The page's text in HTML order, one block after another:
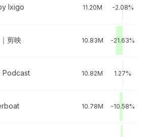
Ixigo 11.20M -2.08%
剪映 10.83M -21.63%
Podcast 10.82M 1.27%
10.78M -10.58%